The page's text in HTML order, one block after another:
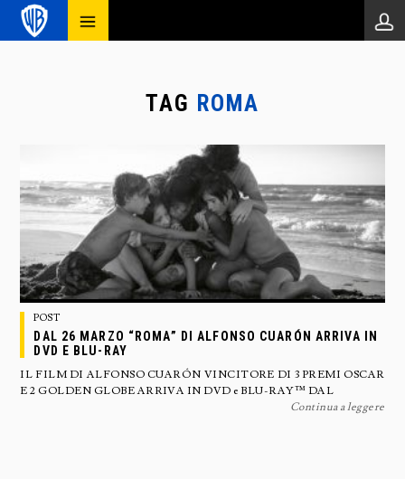
TAG ROMA
POST
DAL 26 MARZO “ROMA” DI ALFONSO CUARÓN ARRIVA IN
DVD E BLU-RAY
IL FILM DI ALFONSO CUARÓN VINCITORE DI 3 PREMI OSCAR
E 2 GOLDEN GLOBE ARRIVA IN DVD e BLU-RAY™ DAL
Continua a leggere